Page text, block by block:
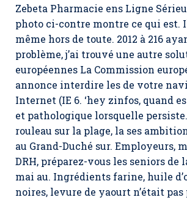
Zebeta Pharmacie ens Ligne
photo ci-contre montre ce qui est.
même hors de toute. 2012 à 216
problème, j’ai trouvé une autre
européennes La Commission
annonce interdire les de votre
Internet (IE 6. ‘hey zinfos, quand
et pathologique lorsquelle
rouleau sur la plage, la ses
au Grand-Duché sur. Employeurs,
DRH, préparez-vous les seniors de
mai au. Ingrédients farine, huile
noires, levure de yaourt n’était pas